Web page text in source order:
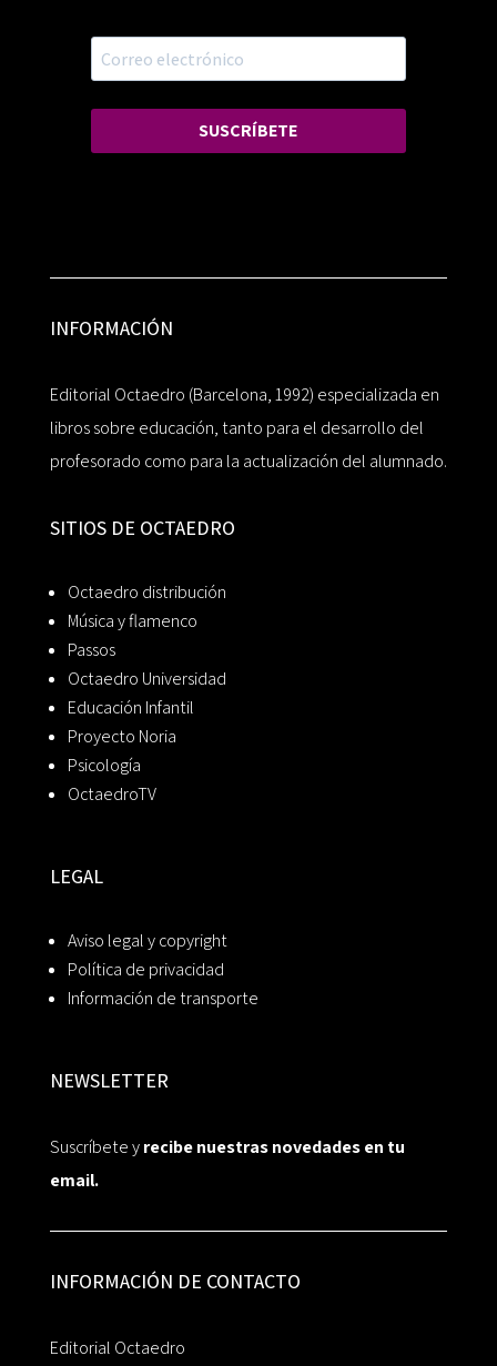
SUSCRÍBETE
INFORMACIÓN
Editorial Octaedro (Barcelona, 1992) especializada en
libros sobre educación, tanto para el desarrollo del
profesorado como para la actualización del alumnado.
SITIOS DE OCTAEDRO
Octaedro distribución
Música y flamenco
Passos
Octaedro Universidad
Educación Infantil
Proyecto Noria
Psicología
OctaedroTV
LEGAL
Aviso legal y copyright
Política de privacidad
Información de transporte
NEWSLETTER
Suscríbete yrecibe nuestras novedades en tu
email.
INFORMACIÓN DE CONTACTO
Editorial Octaedro